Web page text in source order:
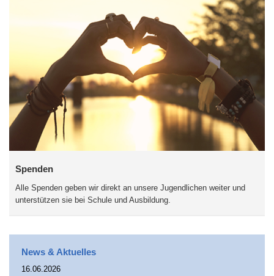
Spenden
Alle Spenden geben wir direkt an unsere Jugendlichen weiter und
unterstützen sie bei Schule und Ausbildung.
News & Aktuelles
16.06.2026